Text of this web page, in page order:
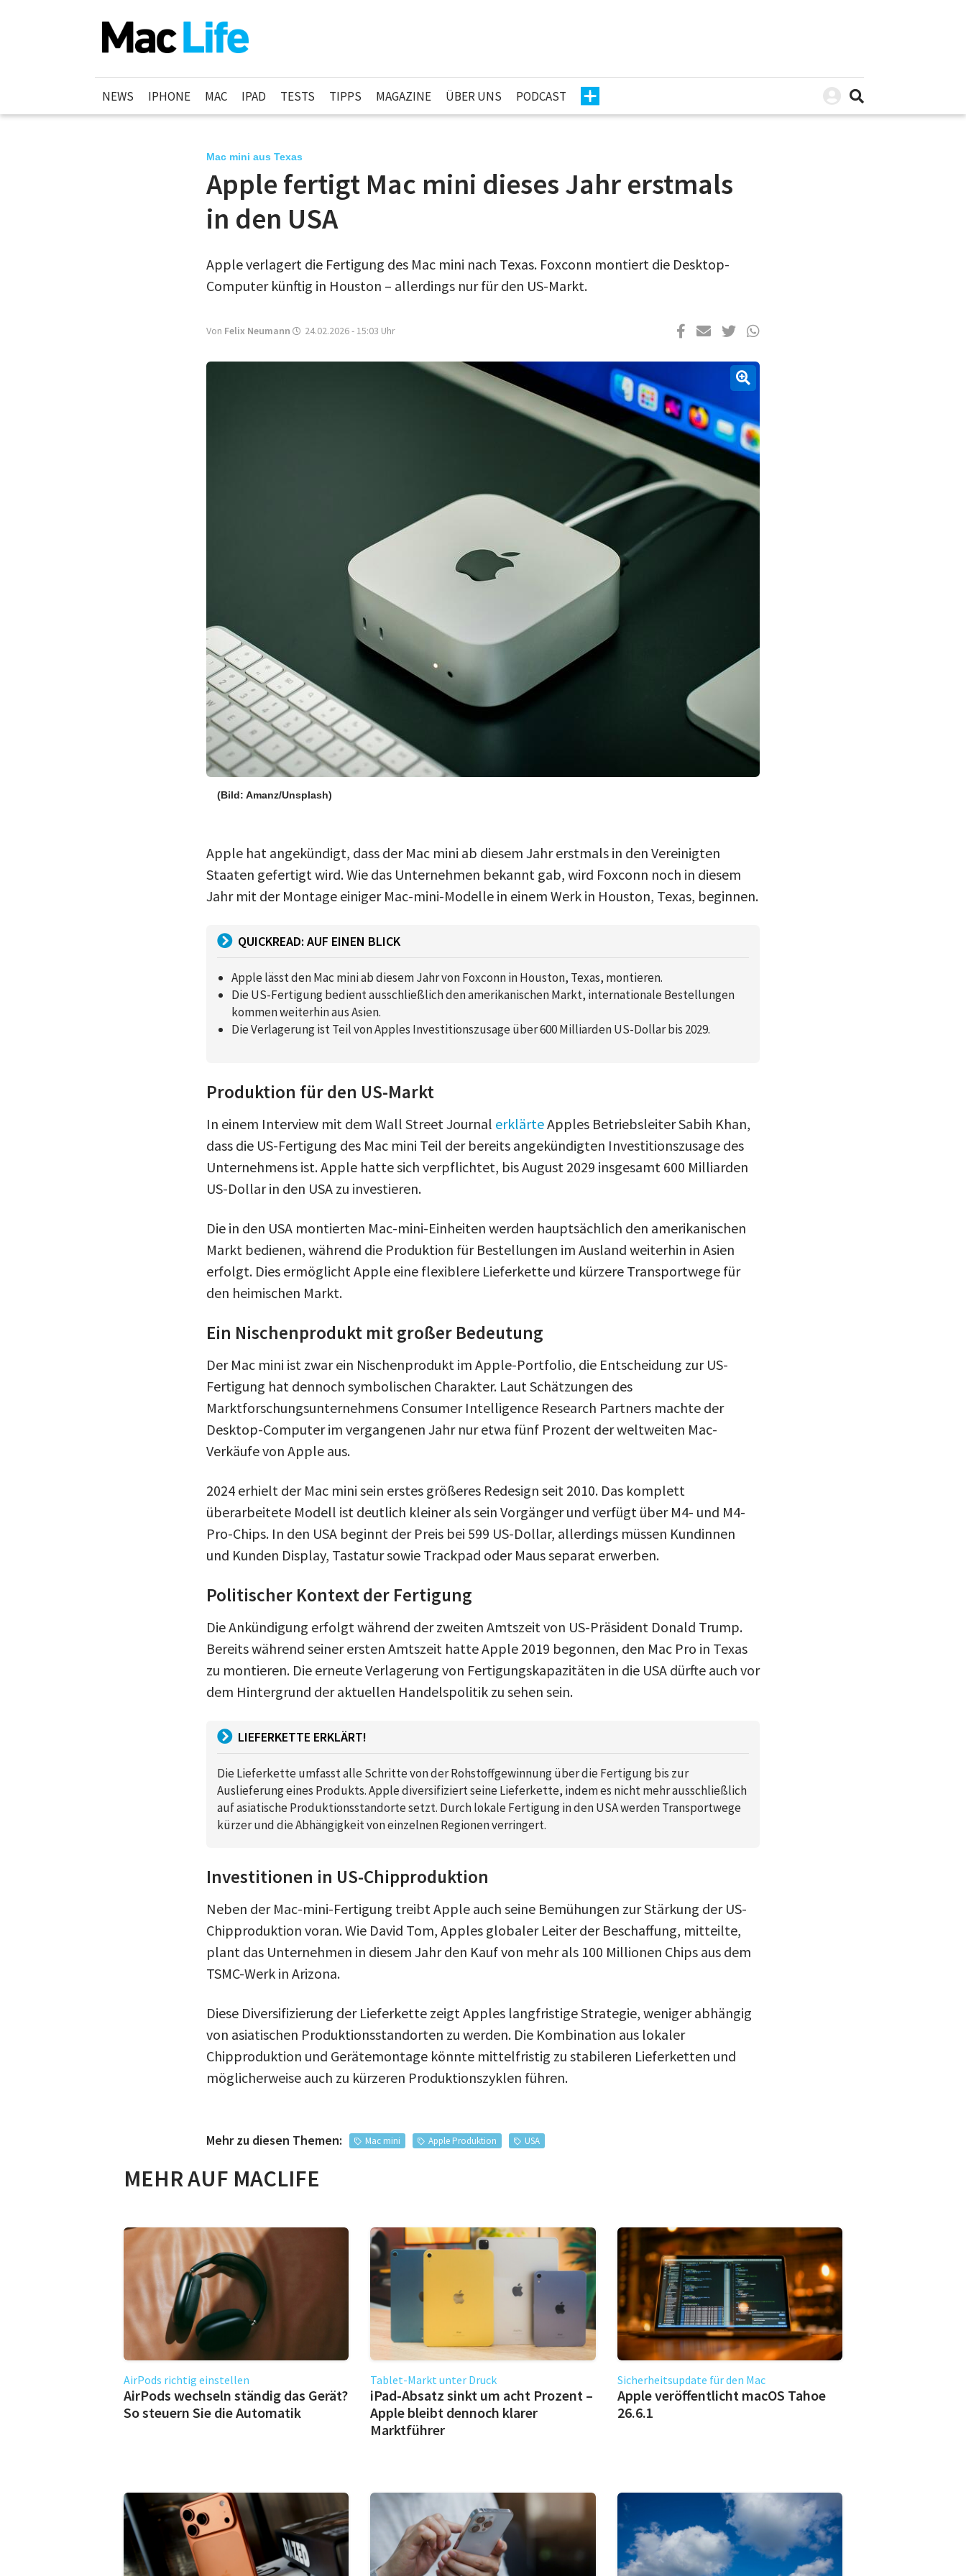
NEWS IPHONE MAC IPAD TESTS TIPPS MAGAZINE ÜBER UNS PODCAST
Mac mini aus Texas
Apple fertigt Mac mini dieses Jahr erstmals
in den USA
Apple verlagert die Fertigung des Mac mini nach Texas. Foxconn montiert die Desktop-
Computer künftig in Houston – allerdings nur für den US-Markt.
Von Felix Neumann 24.02.2026 - 15:03 Uhr
(Bild: Amanz/Unsplash)
Apple hat angekündigt, dass der Mac mini ab diesem Jahr erstmals in den Vereinigten
Staaten gefertigt wird. Wie das Unternehmen bekannt gab, wird Foxconn noch in diesem
Jahr mit der Montage einiger Mac-mini-Modelle in einem Werk in Houston, Texas, beginnen.
QUICKREAD: AUF EINEN BLICK
Apple lässt den Mac mini ab diesem Jahr von Foxconn in Houston, Texas, montieren.
Die US-Fertigung bedient ausschließlich den amerikanischen Markt, internationale Bestellungen
kommen weiterhin aus Asien.
Die Verlagerung ist Teil von Apples Investitionszusage über 600 Milliarden US-Dollar bis 2029.
Produktion für den US-Markt
In einem Interview mit dem Wall Street Journal erklärteApples Betriebsleiter Sabih Khan,
dass die US-Fertigung des Mac mini Teil der bereits angekündigten Investitionszusage des
Unternehmens ist. Apple hatte sich verpflichtet, bis August 2029 insgesamt 600 Milliarden
US-Dollar in den USA zu investieren.
Die in den USA montierten Mac-mini-Einheiten werden hauptsächlich den amerikanischen
Markt bedienen, während die Produktion für Bestellungen im Ausland weiterhin in Asien
erfolgt. Dies ermöglicht Apple eine flexiblere Lieferkette und kürzere Transportwege für
den heimischen Markt.
Ein Nischenprodukt mit großer Bedeutung
Der Mac mini ist zwar ein Nischenprodukt im Apple-Portfolio, die Entscheidung zur US-
Fertigung hat dennoch symbolischen Charakter. Laut Schätzungen des
Marktforschungsunternehmens Consumer Intelligence Research Partners machte der
Desktop-Computer im vergangenen Jahr nur etwa fünf Prozent der weltweiten Mac-
Verkäufe von Apple aus.
2024 erhielt der Mac mini sein erstes größeres Redesign seit 2010. Das komplett
überarbeitete Modell ist deutlich kleiner als sein Vorgänger und verfügt über M4- und M4-
Pro-Chips. In den USA beginnt der Preis bei 599 US-Dollar, allerdings müssen Kundinnen
und Kunden Display, Tastatur sowie Trackpad oder Maus separat erwerben.
Politischer Kontext der Fertigung
Die Ankündigung erfolgt während der zweiten Amtszeit von US-Präsident Donald Trump.
Bereits während seiner ersten Amtszeit hatte Apple 2019 begonnen, den Mac Pro in Texas
zu montieren. Die erneute Verlagerung von Fertigungskapazitäten in die USA dürfte auch vor
dem Hintergrund der aktuellen Handelspolitik zu sehen sein.
LIEFERKETTE ERKLÄRT!
Die Lieferkette umfasst alle Schritte von der Rohstoffgewinnung über die Fertigung bis zur
Auslieferung eines Produkts. Apple diversifiziert seine Lieferkette, indem es nicht mehr ausschließlich
auf asiatische Produktionsstandorte setzt. Durch lokale Fertigung in den USA werden Transportwege
kürzer und die Abhängigkeit von einzelnen Regionen verringert.
Investitionen in US-Chipproduktion
Neben der Mac-mini-Fertigung treibt Apple auch seine Bemühungen zur Stärkung der US-
Chipproduktion voran. Wie David Tom, Apples globaler Leiter der Beschaffung, mitteilte,
plant das Unternehmen in diesem Jahr den Kauf von mehr als 100 Millionen Chips aus dem
TSMC-Werk in Arizona.
Diese Diversifizierung der Lieferkette zeigt Apples langfristige Strategie, weniger abhängig
von asiatischen Produktionsstandorten zu werden. Die Kombination aus lokaler
Chipproduktion und Gerätemontage könnte mittelfristig zu stabileren Lieferketten und
möglicherweise auch zu kürzeren Produktionszyklen führen.
Mehr zu diesen Themen: Mac mini Apple Produktion USA
MEHR AUF MACLIFE
AirPods richtig einstellen
AirPods wechseln ständig das Gerät?
So steuern Sie die Automatik
Tablet-Markt unter Druck
iPad-Absatz sinkt um acht Prozent –
Apple bleibt dennoch klarer
Marktführer
Sicherheitsupdate für den Mac
Apple veröffentlicht macOS Tahoe
26.6.1